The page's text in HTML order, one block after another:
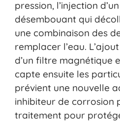
pression, l’injection
désembouant qui
une combinaison des
remplacer l’eau. L’ajout
d’un filtre magnétique
capte ensuite les
prévient une nouvelle
inhibiteur de corrosion
traitement pour